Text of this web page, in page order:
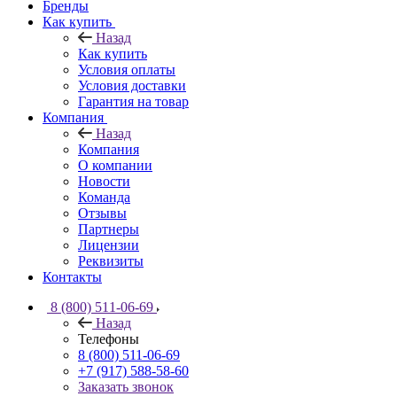
Бренды
Как купить
Назад
Как купить
Условия оплаты
Условия доставки
Гарантия на товар
Компания
Назад
Компания
О компании
Новости
Команда
Отзывы
Партнеры
Лицензии
Реквизиты
Контакты
8 (800) 511-06-69
Назад
Телефоны
8 (800) 511-06-69
+7 (917) 588-58-60
Заказать звонок